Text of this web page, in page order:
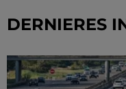
DERNIERES